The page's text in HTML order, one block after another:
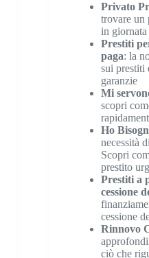
Privato
trovare un
in giornata
Prestiti
paga: la
sui prestiti
garanzie
Mi
scopri
Ho
necessità
Scopri
prestito
Prestiti a
cessione
cessione
Rinnovo
ciò che